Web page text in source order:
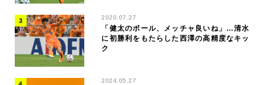
2020.07.27
「健太のボール、メッチャ良いね」…清水
に初勝利をもたらした西澤の高精度なキッ
ク
2024.05.27